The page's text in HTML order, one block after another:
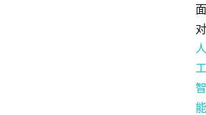
面
对
人
工
智
能